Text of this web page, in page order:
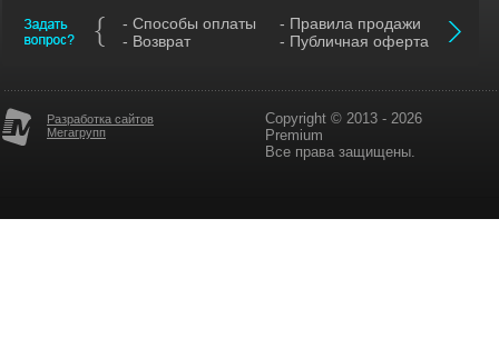
Copyright © 2013 - 2026
Premium
Все права защищены.
Разработка сайтов
Мегагрупп
- Способы оплаты
- Возврат
- Правила продажи
- Публичная оферта